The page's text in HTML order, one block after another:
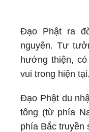
Đạo Phật ra
nguyên. Tư
hướng thiện,
vui trong hiện tại.
Đạo Phật du
tông (từ phía
phía Bắc truyền